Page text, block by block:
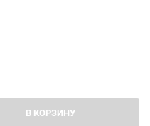
В КОРЗИНУ